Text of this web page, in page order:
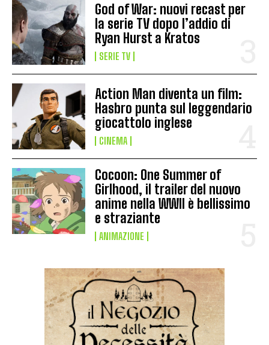
God of War: nuovi recast per
la serie TV dopo l’addio di
Ryan Hurst a Kratos
SERIE TV
Action Man diventa un film:
Hasbro punta sul leggendario
giocattolo inglese
CINEMA
Cocoon: One Summer of
Girlhood, il trailer del nuovo
anime nella WWII è bellissimo
e straziante
ANIMAZIONE